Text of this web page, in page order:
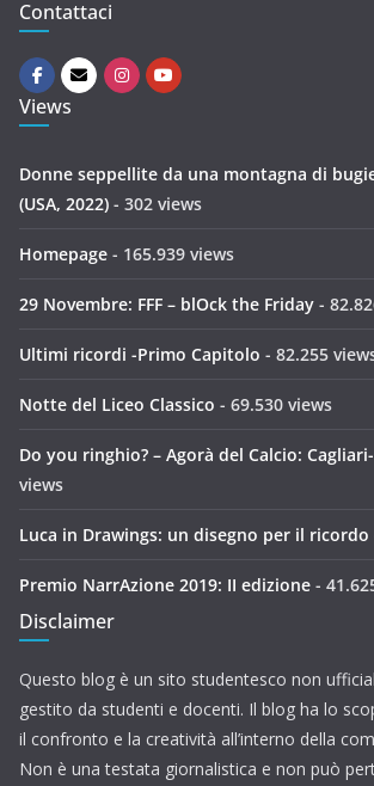
Contattaci
Views
Donne seppellite da una montagna di
(USA, 2022) - 302 views
Homepage - 165.939 views
29 Novembre: FFF – blOck the Friday -
Ultimi ricordi -Primo Capitolo - 82.255
Notte del Liceo Classico - 69.530 views
Do you ringhio? – Agorà del Calcio:
views
Luca in Drawings: un disegno per il ricordo
Premio NarrAzione 2019: II edizione -
Disclaimer
Questo blog è un sito studentesco non
gestito da studenti e docenti. Il blog ha lo
il confronto e la creatività all’interno della
Non è una testata giornalistica e non può